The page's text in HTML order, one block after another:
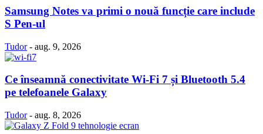
Samsung Notes va primi o nouă funcție care include
S Pen-ul
Tudor - aug. 9, 2026
Ce înseamnă conectivitate Wi-Fi 7 și Bluetooth 5.4
pe telefoanele Galaxy
Tudor - aug. 8, 2026